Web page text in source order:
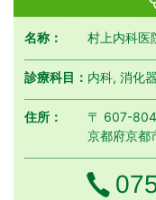
名称： 村上内科医
診療科目： 内科, 消化
住所：
〒 607-
京都府京都
電